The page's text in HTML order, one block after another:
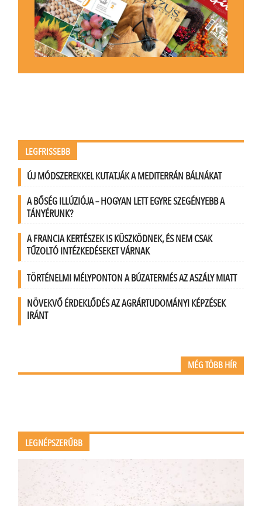
LEGFRISSEBB
ÚJ MÓDSZEREKKEL KUTATJÁK A MEDITERRÁN BÁLNÁKAT
A BŐSÉG ILLÚZIÓJA – HOGYAN LETT EGYRE SZEGÉNYEBB A
TÁNYÉRUNK?
A FRANCIA KERTÉSZEK IS KÜSZKÖDNEK, ÉS NEM CSAK
TŰZOLTÓ INTÉZKEDÉSEKET VÁRNAK
TÖRTÉNELMI MÉLYPONTON A BÚZATERMÉS AZ ASZÁLY MIATT
NÖVEKVŐ ÉRDEKLŐDÉS AZ AGRÁRTUDOMÁNYI KÉPZÉSEK
IRÁNT
MÉG TÖBB HÍR
LEGNÉPSZERŰBB